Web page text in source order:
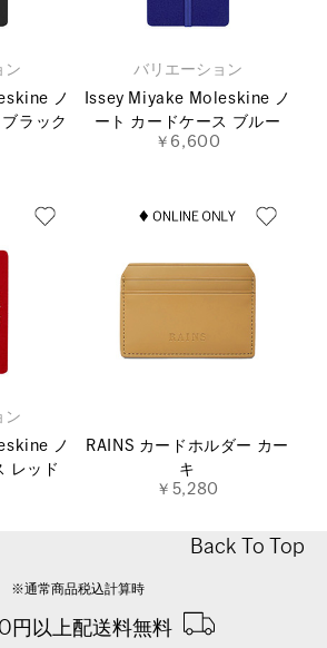
ン
ノ
ラック
バリエーション
Issey Miyake Moleskine ノ
ート カードケース ブルー
￥6,600
ン
ノ
レッド
RAINS カードホルダー カー
キ
￥5,280
Back To Top
※通常商品税込計算時
円以上配送料無料